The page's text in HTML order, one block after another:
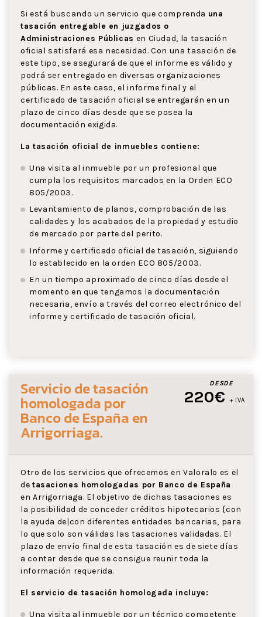
Si está buscando un servicio que comprenda una
tasación entregable en juzgados o
Administraciones Públicas en Ciudad, la tasación
oficial satisfará esa necesidad. Con una tasación de
este tipo, se asegurará de que el informe es válido y
podrá ser entregado en diversas organizaciones
públicas. En este caso, el informe final y el
certificado de tasación oficial se entregarán en un
plazo de cinco días desde que se posea la
documentación exigida.
La tasación oficial de inmuebles contiene:
Una visita al inmueble por un profesional que
cumpla los requisitos marcados en la Orden ECO
805/2003.
Levantamiento de planos, comprobación de las
calidades y los acabados de la propiedad y estudio
de mercado por parte del perito.
Informe y certificado oficial de tasación, siguiendo
lo establecido en la orden ECO 805/2003.
En un tiempo aproximado de cinco días desde el
momento en que tengamos la documentación
necesaria, envío a través del correo electrónico del
informe y certificado de tasación oficial.
DESDE
220€ + IVA
Servicio de tasación
homologada por
Banco de España en
Arrigorriaga.
Otro de los servicios que ofrecemos en Valoralo es el
de tasaciones homologadas por Banco de España
en Arrigorriaga. El objetivo de dichas tasaciones es
la posibilidad de conceder créditos hipotecarios {con
la ayuda de|con diferentes entidades bancarias, para
lo que solo son válidas las tasaciones validadas. El
plazo de envío final de esta tasación es de siete días
a contar desde que se consigue reunir toda la
información requerida.
El servicio de tasación homologada incluye:
Una visita al inmueble por un técnico competente